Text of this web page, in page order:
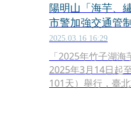
陽明山「海芋、
市警加強交通管
2025.03.16 16:29
「2025年竹子湖
2025年3月14日起
101天）舉行，臺